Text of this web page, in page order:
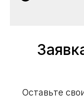
Оставьте